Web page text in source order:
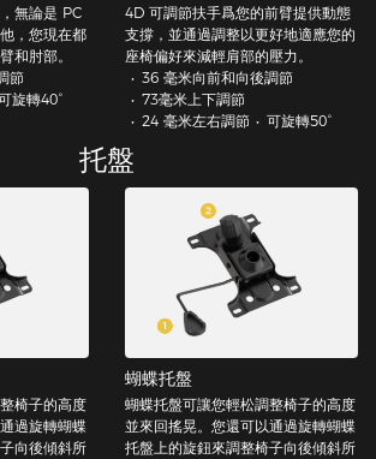
無論是 PC
，您現在都
和肘部。
節
旋轉40°
4D 可調節扶手爲您的前臂提供動態
支撐，並通過調整以更好地適應您的
座椅偏好來減輕肩部的壓力。
36 毫米向前和向後調節
73毫米上下調節
24 毫米左右調節
可旋轉50°
托盤
椅子的高度
過旋轉蝴蝶
向後傾斜所
蝴蝶托盤
蝴蝶托盤可讓您輕松調整椅子的高度
並來回搖晃。您還可以通過旋轉蝴蝶
托盤上的旋鈕來調整椅子向後傾斜所